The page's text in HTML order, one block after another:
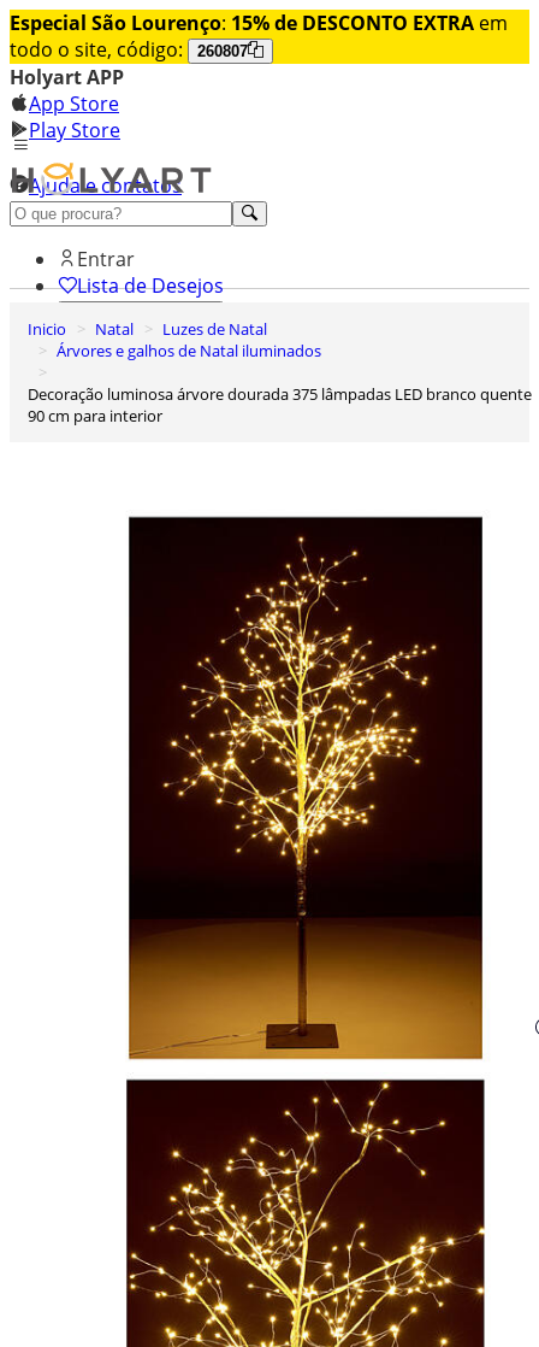
Especial São Lourenço: 15% de DESCONTO EXTRA em
todo o site, código:
260807
Holyart APP
App Store
Play Store
Ajuda e contatos
Conheça premium
Entrar
Lista de Desejos
Carrinho de Compras
Inicio Natal
Luzes de Natal
Árvores e galhos de Natal iluminados
Decoração luminosa árvore dourada 375 lâmpadas LED branco quente
90 cm para interior